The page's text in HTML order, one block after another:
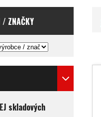
/ ZNAČKY
skladových